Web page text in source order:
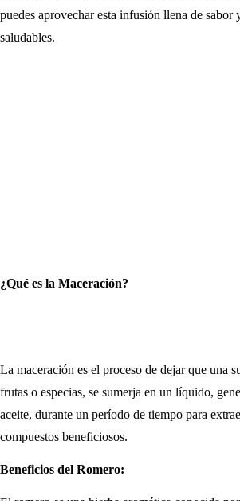
puedes aprovechar esta infusión llena de sabor
saludables.
¿Qué es la Maceración?
La maceración es el proceso de dejar que una
frutas o especias, se sumerja en un líquido,
aceite, durante un período de tiempo para
compuestos beneficiosos.
Beneficios del Romero: